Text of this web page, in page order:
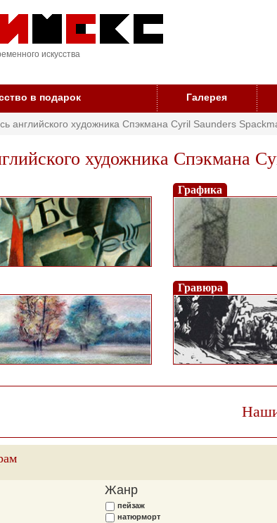
искусства
в подарок Галерея
английского художника Спэкмана Cyril Saunders
художника Спэкмана
Графика
Гравюра
Жанр
пейзаж
натюрморт